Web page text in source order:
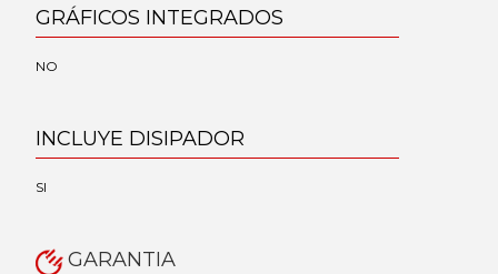
GRÁFICOS INTEGRADOS
NO
INCLUYE DISIPADOR
SI
GARANTIA